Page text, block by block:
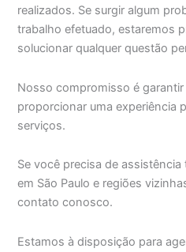
realizados. Se surgir algum
trabalho efetuado, estaremos
solucionar qualquer questão
Nosso compromisso é
proporcionar uma experiência
serviços.
Se você precisa de assistência
em São Paulo e regiões
contato conosco.
Estamos à disposição para